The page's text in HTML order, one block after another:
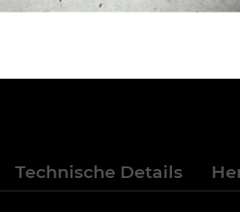
Technische Details